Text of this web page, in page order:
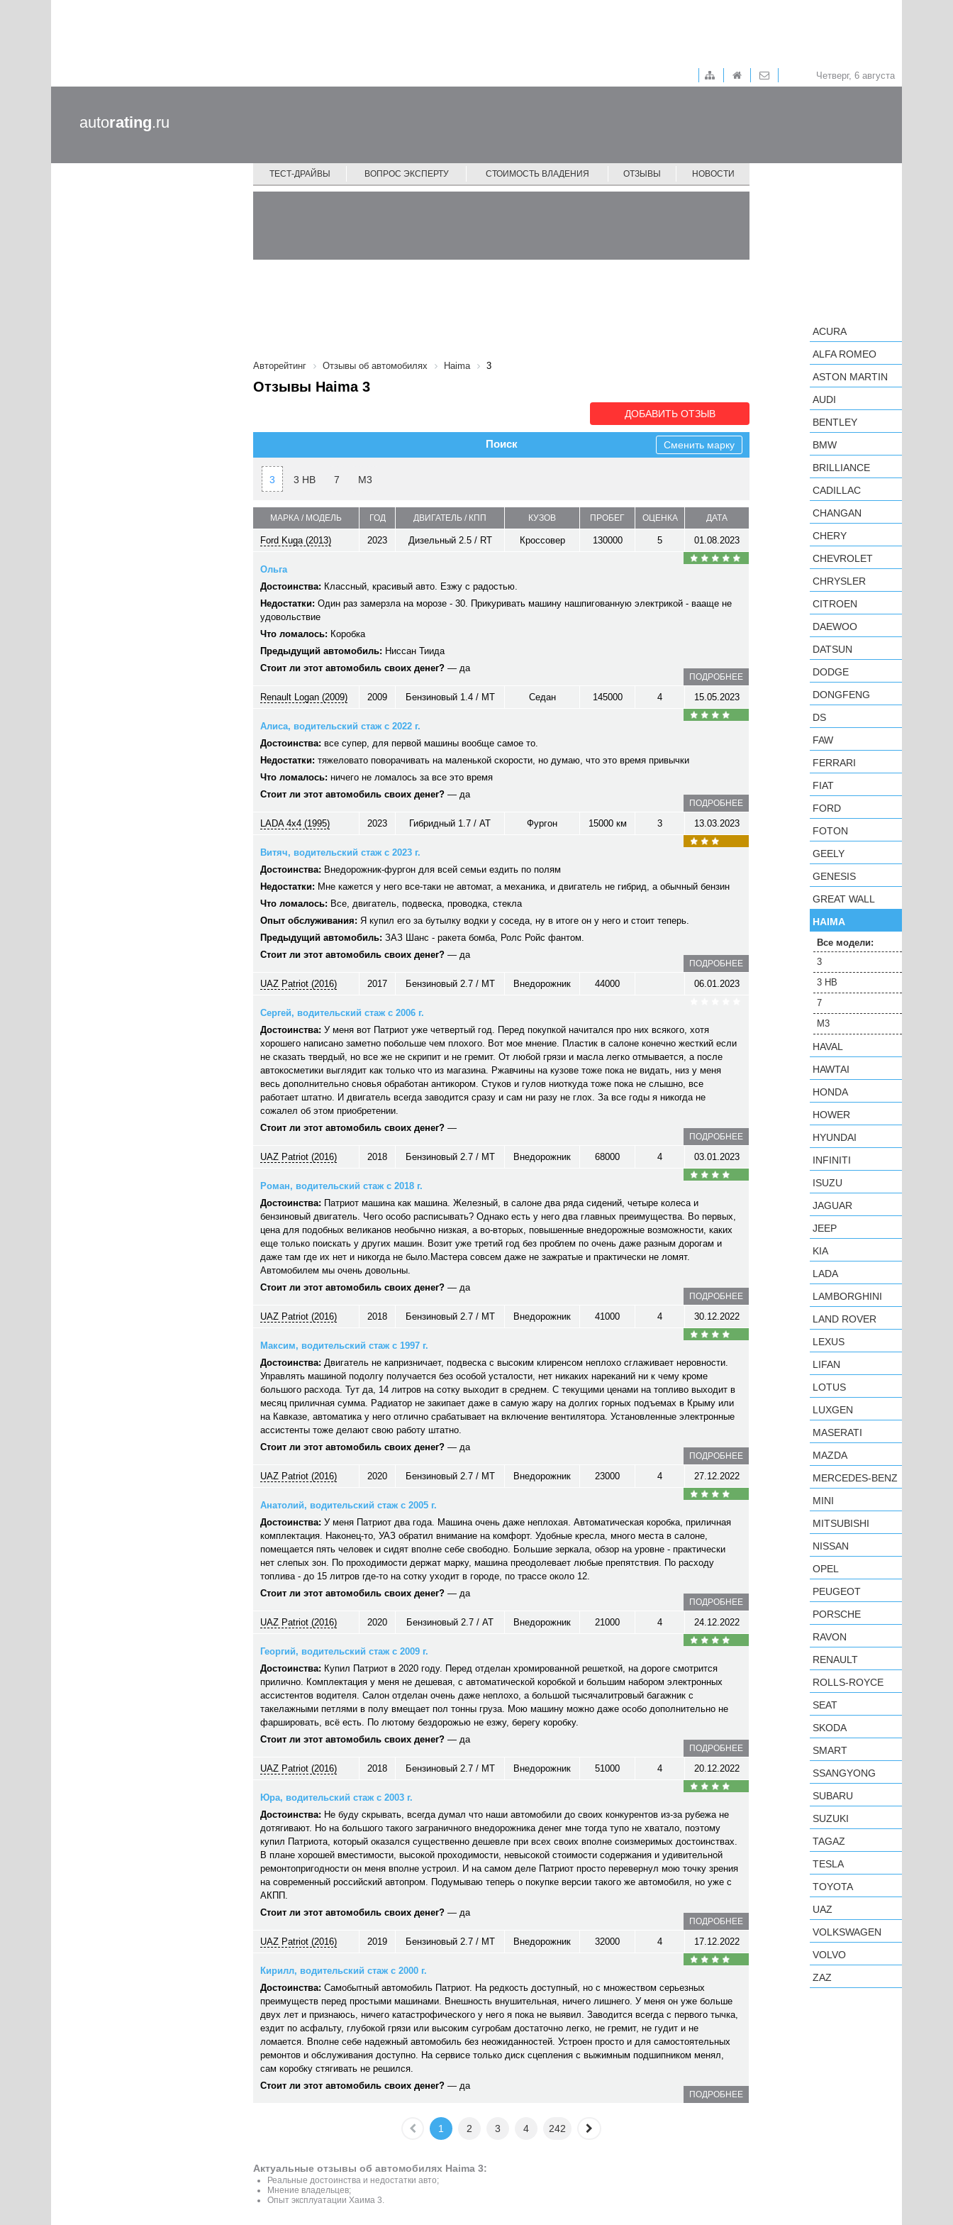
Четверг, 6 августа
autorating.ru
ТЕСТ-ДРАЙВЫ ВОПРОС ЭКСПЕРТУ СТОИМОСТЬ ВЛАДЕНИЯ ОТЗЫВЫ НОВОСТИ
Авторейтинг Отзывы об автомобилях Haima 3
Отзывы Haima 3
ДОБАВИТЬ ОТЗЫВ
Поиск Сменить марку
3 3 HB 7 M3
МАРКА / МОДЕЛЬ ГОД ДВИГАТЕЛЬ / КПП КУЗОВ ПРОБЕГ ОЦЕНКА ДАТА
Ford Kuga (2013) 2023 Дизельный 2.5 / RT Кроссовер 130000 5 01.08.2023
Ольга
Достоинства: Классный, красивый авто. Езжу с радостью.
Недостатки: Один раз замерзла на морозе - 30. Прикуривать машину нашпигованную электрикой - вааще не
удовольствие
Что ломалось: Коробка
Предыдущий автомобиль: Ниссан Тиида
Стоит ли этот автомобиль своих денег? — да
ПОДРОБНЕЕ
Renault Logan (2009) 2009 Бензиновый 1.4 / MT Седан 145000 4 15.05.2023
Алиса, водительский стаж с 2022 г.
Достоинства: все супер, для первой машины вообще самое то.
Недостатки: тяжеловато поворачивать на маленькой скорости, но думаю, что это время привычки
Что ломалось: ничего не ломалось за все это время
Стоит ли этот автомобиль своих денег? — да
ПОДРОБНЕЕ
LADA 4x4 (1995) 2023 Гибридный 1.7 / AT Фургон 15000 км 3 13.03.2023
Витяч, водительский стаж с 2023 г.
Достоинства: Внедорожник-фургон для всей семьи ездить по полям
Недостатки: Мне кажется у него все-таки не автомат, а механика, и двигатель не гибрид, а обычный бензин
Что ломалось: Все, двигатель, подвеска, проводка, стекла
Опыт обслуживания: Я купил его за бутылку водки у соседа, ну в итоге он у него и стоит теперь.
Предыдущий автомобиль: ЗАЗ Шанс - ракета бомба, Ролс Ройс фантом.
Стоит ли этот автомобиль своих денег? — да
ПОДРОБНЕЕ
UAZ Patriot (2016) 2017 Бензиновый 2.7 / MT Внедорожник 44000 06.01.2023
Сергей, водительский стаж с 2006 г.
Достоинства: У меня вот Патриот уже четвертый год. Перед покупкой начитался про них всякого, хотя
хорошего написано заметно побольше чем плохого. Вот мое мнение. Пластик в салоне конечно жесткий если
не сказать твердый, но все же не скрипит и не гремит. От любой грязи и масла легко отмывается, а после
автокосметики выглядит как только что из магазина. Ржавчины на кузове тоже пока не видать, низ у меня
весь дополнительно сновья обработан антикором. Стуков и гулов ниоткуда тоже пока не слышно, все
работает штатно. И двигатель всегда заводится сразу и сам ни разу не глох. За все годы я никогда не
сожалел об этом приобретении.
Стоит ли этот автомобиль своих денег? —
ПОДРОБНЕЕ
UAZ Patriot (2016) 2018 Бензиновый 2.7 / MT Внедорожник 68000 4 03.01.2023
Роман, водительский стаж с 2018 г.
Достоинства: Патриот машина как машина. Железный, в салоне два ряда сидений, четыре колеса и
бензиновый двигатель. Чего особо расписывать? Однако есть у него два главных преимущества. Во первых,
цена для подобных великанов необычно низкая, а во-вторых, повышенные внедорожные возможности, каких
еще только поискать у других машин. Возит уже третий год без проблем по очень даже разным дорогам и
даже там где их нет и никогда не было.Мастера совсем даже не зажратые и практически не ломят.
Автомобилем мы очень довольны.
Стоит ли этот автомобиль своих денег? — да
ПОДРОБНЕЕ
UAZ Patriot (2016) 2018 Бензиновый 2.7 / MT Внедорожник 41000 4 30.12.2022
Максим, водительский стаж с 1997 г.
Достоинства: Двигатель не капризничает, подвеска с высоким клиренсом неплохо сглаживает неровности.
Управлять машиной подолгу получается без особой усталости, нет никаких нареканий ни к чему кроме
большого расхода. Тут да, 14 литров на сотку выходит в среднем. С текущими ценами на топливо выходит в
месяц приличная сумма. Радиатор не закипает даже в самую жару на долгих горных подъемах в Крыму или
на Кавказе, автоматика у него отлично срабатывает на включение вентилятора. Установленные электронные
ассистенты тоже делают свою работу штатно.
Стоит ли этот автомобиль своих денег? — да
ПОДРОБНЕЕ
UAZ Patriot (2016) 2020 Бензиновый 2.7 / MT Внедорожник 23000 4 27.12.2022
Анатолий, водительский стаж с 2005 г.
Достоинства: У меня Патриот два года. Машина очень даже неплохая. Автоматическая коробка, приличная
комплектация. Наконец-то, УАЗ обратил внимание на комфорт. Удобные кресла, много места в салоне,
помещается пять человек и сидят вполне себе свободно. Большие зеркала, обзор на уровне - практически
нет слепых зон. По проходимости держат марку, машина преодолевает любые препятствия. По расходу
топлива - до 15 литров где-то на сотку уходит в городе, по трассе около 12.
Стоит ли этот автомобиль своих денег? — да
ПОДРОБНЕЕ
UAZ Patriot (2016) 2020 Бензиновый 2.7 / AT Внедорожник 21000 4 24.12.2022
Георгий, водительский стаж с 2009 г.
Достоинства: Купил Патриот в 2020 году. Перед отделан хромированной решеткой, на дороге смотрится
прилично. Комплектация у меня не дешевая, с автоматической коробкой и большим набором электронных
ассистентов водителя. Салон отделан очень даже неплохо, а большой тысячалитровый багажник с
такелажными петлями в полу вмещает пол тонны груза. Мою машину можно даже особо дополнительно не
фаршировать, всё есть. По лютому бездорожью не езжу, берегу коробку.
Стоит ли этот автомобиль своих денег? — да
ПОДРОБНЕЕ
UAZ Patriot (2016) 2018 Бензиновый 2.7 / MT Внедорожник 51000 4 20.12.2022
Юра, водительский стаж с 2003 г.
Достоинства: Не буду скрывать, всегда думал что наши автомобили до своих конкурентов из-за рубежа не
дотягивают. Но на большого такого заграничного внедорожника денег мне тогда тупо не хватало, поэтому
купил Патриота, который оказался существенно дешевле при всех своих вполне соизмеримых достоинствах.
В плане хорошей вместимости, высокой проходимости, невысокой стоимости содержания и удивительной
ремонтопригодности он меня вполне устроил. И на самом деле Патриот просто перевернул мою точку зрения
на современный российский автопром. Подумываю теперь о покупке версии такого же автомобиля, но уже с
АКПП.
Стоит ли этот автомобиль своих денег? — да
ПОДРОБНЕЕ
UAZ Patriot (2016) 2019 Бензиновый 2.7 / MT Внедорожник 32000 4 17.12.2022
Кирилл, водительский стаж с 2000 г.
Достоинства: Самобытный автомобиль Патриот. На редкость доступный, но с множеством серьезных
преимуществ перед простыми машинами. Внешность внушительная, ничего лишнего. У меня он уже больше
двух лет и признаюсь, ничего катастрофического у него я пока не выявил. Заводится всегда с первого тычка,
ездит по асфальту, глубокой грязи или высоким сугробам достаточно легко, не гремит, не гудит и не
ломается. Вполне себе надежный автомобиль без неожиданностей. Устроен просто и для самостоятельных
ремонтов и обслуживания доступно. На сервисе только диск сцепления с выжимным подшипником менял,
сам коробку стягивать не решился.
Стоит ли этот автомобиль своих денег? — да
ПОДРОБНЕЕ
1 2 3 4 242
Актуальные отзывы об автомобилях Haima 3:
Реальные достоинства и недостатки авто;
Мнение владельцев;
Опыт эксплуатации Хаима 3.
ACURA
ALFA ROMEO
ASTON MARTIN
AUDI
BENTLEY
BMW
BRILLIANCE
CADILLAC
CHANGAN
CHERY
CHEVROLET
CHRYSLER
CITROEN
DAEWOO
DATSUN
DODGE
DONGFENG
DS
FAW
FERRARI
FIAT
FORD
FOTON
GEELY
GENESIS
GREAT WALL
HAIMA
Все модели:
3
3 HB
7
M3
HAVAL
HAWTAI
HONDA
HOWER
HYUNDAI
INFINITI
ISUZU
JAGUAR
JEEP
KIA
LADA
LAMBORGHINI
LAND ROVER
LEXUS
LIFAN
LOTUS
LUXGEN
MASERATI
MAZDA
MERCEDES-BENZ
MINI
MITSUBISHI
NISSAN
OPEL
PEUGEOT
PORSCHE
RAVON
RENAULT
ROLLS-ROYCE
SEAT
SKODA
SMART
SSANGYONG
SUBARU
SUZUKI
TAGAZ
TESLA
TOYOTA
UAZ
VOLKSWAGEN
VOLVO
ZAZ